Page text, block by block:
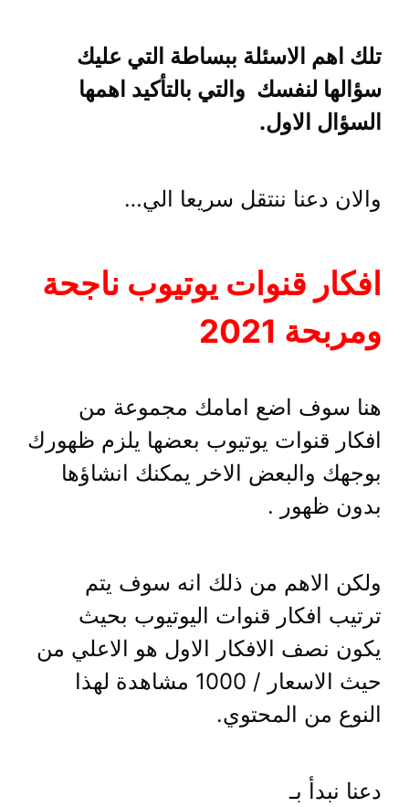
تلك اهم الاسئلة ببساطة التي عليك
سؤالها لنفسك والتي بالتأكيد اهمها
السؤال الاول.
والان دعنا ننتقل سريعا الي…
افكار قنوات يوتيوب ناجحة
ومربحة 2021
هنا سوف اضع امامك مجموعة من
افكار قنوات يوتيوب بعضها يلزم ظهورك
بوجهك والبعض الاخر يمكنك انشاؤها
بدون ظهور .
ولكن الاهم من ذلك انه سوف يتم
ترتيب افكار قنوات اليوتيوب بحيث
يكون نصف الافكار الاول هو الاعلي من
حيث الاسعار / 1000 مشاهدة لهذا
النوع من المحتوي.
دعنا نبدأ بـ